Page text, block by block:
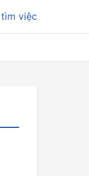
việc